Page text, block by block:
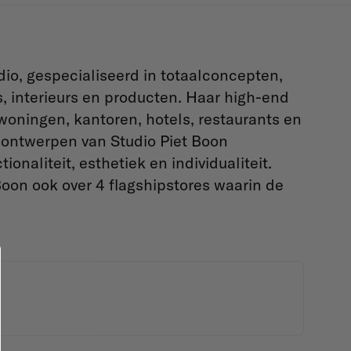
gespecialiseerd in totaalconcepten,
interieurs en producten. Haar high-end
kantoren, hotels, restaurants en
van Studio Piet Boon
esthetiek en individualiteit.
ook over 4 flagshipstores waarin de